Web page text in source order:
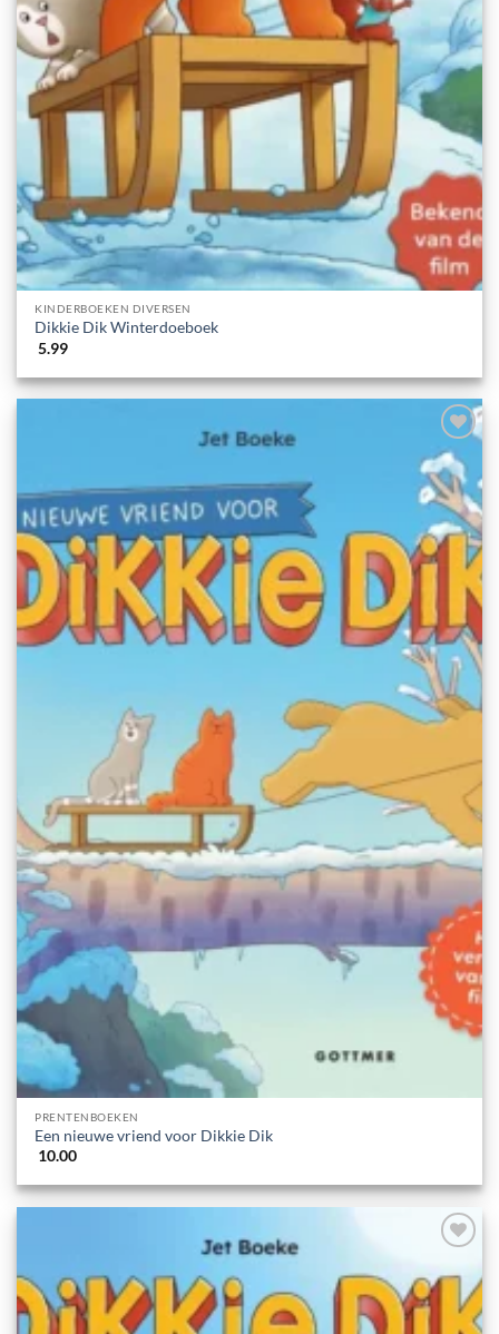
KINDERBOEKEN DIVERSEN
Dikkie Dik Winterdoeboek
5.99
PRENTENBOEKEN
Een nieuwe vriend voor Dikkie Dik
10.00